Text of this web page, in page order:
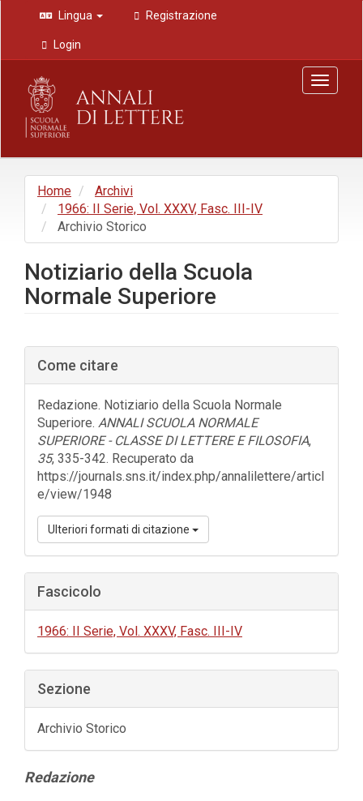
Navigazione
principale
Contenuto
principale
Barra
laterale
Lingua Registrazione
Login
Toggle
Home
Archivi
1966: II Serie, Vol. XXXV, Fasc. III-IV
Archivio Storico
Notiziario della Scuola
Normale Superiore
Barra
laterale
dell'articolo
Come citare
Redazione. Notiziario della Scuola Normale
Superiore. ANNALI SCUOLA NORMALE
SUPERIORE - CLASSE DI LETTERE E FILOSOFIA,
35, 335-342. Recuperato da
https://journals.sns.it/index.php/annalilettere/articl
e/view/1948
Ulteriori formati di citazione
Fascicolo
1966: II Serie, Vol. XXXV, Fasc. III-IV
Sezione
Archivio Storico
Contenuto
Redazione